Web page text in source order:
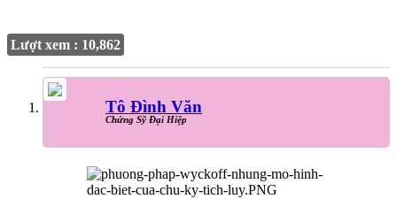
Lượt xem : 10,862
Tô Đình Văn
Chứng Sỹ Đại Hiệp